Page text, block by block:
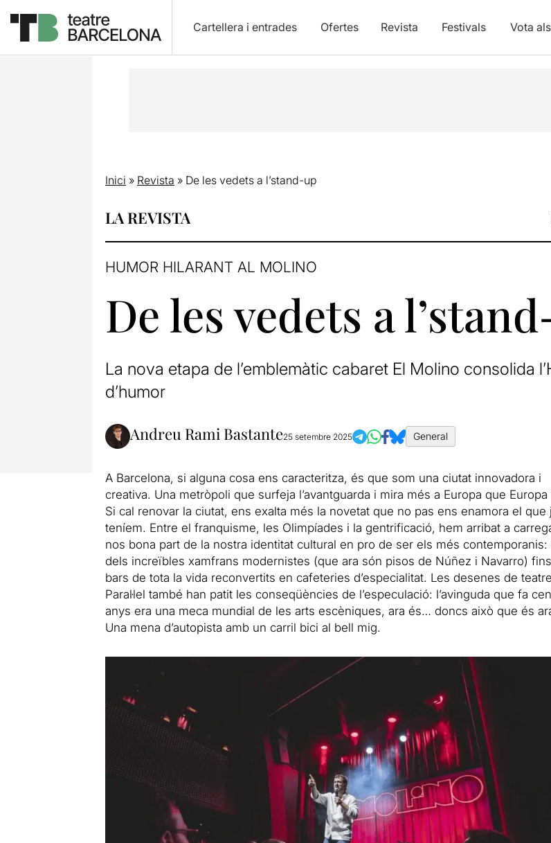
Cartellera i entrades Ofertes Revista Festivals Vota
Inici » Revista » De les vedets a l’stand-up
LA REVISTA
HUMOR HILARANT AL MOLINO
De les vedets a
La nova etapa de l’emblemàtic cabaret El Molino consolida
d’humor
Andreu Rami Bastante25 setembre 2025 General
A Barcelona, si alguna cosa ens caracteritza, és que som una ciutat innovadora i
creativa. Una metròpoli que surfeja l’avantguarda i mira més a Europa que Europa
Si cal renovar la ciutat, ens exalta més la novetat que no pas ens enamora el que
teníem. Entre el franquisme, les Olimpíades i la gentrificació, hem arribat a
nos bona part de la nostra identitat cultural en pro de ser els més contemporanis:
dels increïbles xamfrans modernistes (que ara són pisos de Núñez i Navarro)
bars de tota la vida reconvertits en cafeteries d’especialitat. Les desenes de
Paral·lel també han patit les conseqüències de l’especulació: l’avinguda que fa
anys era una meca mundial de les arts escèniques, ara és… doncs això que és
Una mena d’autopista amb un carril bici al bell mig.